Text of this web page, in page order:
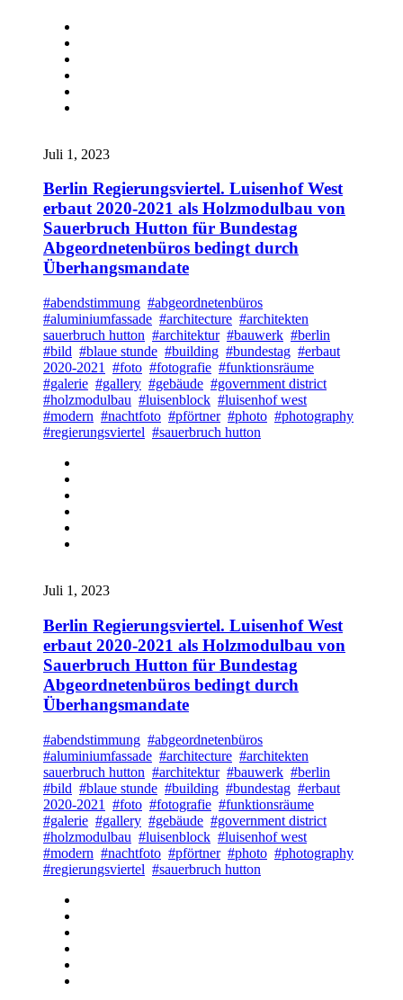
Juli 1, 2023
Berlin Regierungsviertel. Luisenhof West
erbaut 2020-2021 als Holzmodulbau von
Sauerbruch Hutton für Bundestag
Abgeordnetenbüros bedingt durch
Überhangsmandate
#abendstimmung #abgeordnetenbüros
#aluminiumfassade #architecture #architekten
sauerbruch hutton #architektur #bauwerk #berlin
#bild #blaue stunde #building #bundestag #erbaut
2020-2021
#foto #fotografie #funktionsräume
#galerie #gallery #gebäude #government district
#holzmodulbau #luisenblock #luisenhof west
#modern #nachtfoto #pförtner #photo #photography
#regierungsviertel #sauerbruch hutton
Juli 1, 2023
Berlin Regierungsviertel. Luisenhof West
erbaut 2020-2021 als Holzmodulbau von
Sauerbruch Hutton für Bundestag
Abgeordnetenbüros bedingt durch
Überhangsmandate
#abendstimmung #abgeordnetenbüros
#aluminiumfassade #architecture #architekten
sauerbruch hutton #architektur #bauwerk #berlin
#bild #blaue stunde #building #bundestag #erbaut
2020-2021
#foto #fotografie #funktionsräume
#galerie #gallery #gebäude #government district
#holzmodulbau #luisenblock #luisenhof west
#modern #nachtfoto #pförtner #photo #photography
#regierungsviertel #sauerbruch hutton